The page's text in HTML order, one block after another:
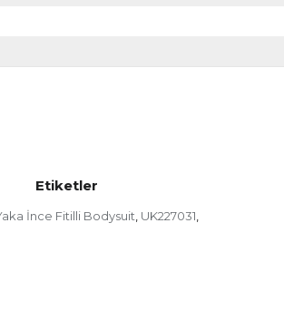
Etiketler
İnce Fitilli Bodysuit, UK227031,